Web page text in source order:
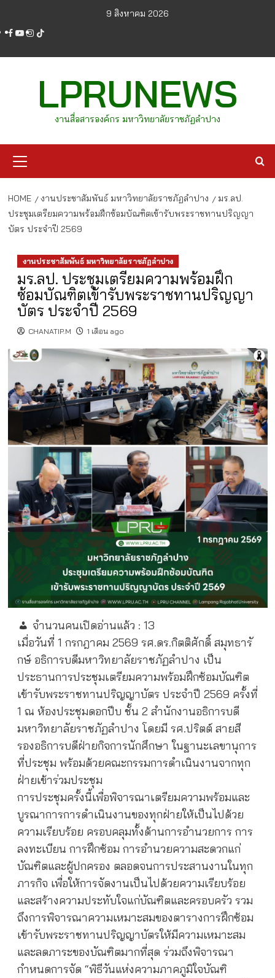
content
9 สิงหาคม 2026
facebook
youtube
instagram
tiktok
LPRUNEWS
งานสื่อสารองค์กร มหาวิทยาลัยราชภัฏลำปาง
Menu
HOME งานประชาสัมพันธ์ มหาวิทยาลัยราชภัฏลำปาง
มร.ลป.
ประชุมเตรียมความพร้อมฝึกซ้อมบัณฑิตเข้ารับพระราชทานปริญญา
บัตร ประจำปี 2569
งานประชาสัมพันธ์ มหาวิทยาลัยราชภัฏลำปาง
มร.ลป. ประชุมเตรียมความพร้อมฝึก
ซ้อมบัณฑิตเข้ารับพระราชทานปริญญา
บัตร ประจำปี 2569
CHANATIP.M 1 เดือน ago
จำนวนคนเปิดอ่านแล้ว : 13
เมื่อวันที่ 1 กรกฎาคม 2569 รศ.ดร.กิตติศักดิ์ สมุทธารั
กษ์ อธิการบดีมหาวิทยาลัยราชภัฏลำปาง เป็น
ประธานการประชุมเตรียมความพร้อมฝึกซ้อมบัณฑิต
เข้ารับพระราชทานปริญญาบัตร ประจำปี 2569 ครั้งที่
1 ณ ห้องประชุมดอกปีบ ชั้น 2 สำนักงานอธิการบดี
มหาวิทยาลัยราชภัฏลำปาง โดยมี รศ.ปริตต์ สายสี
รองอธิการบดีฝ่ายกิจการนักศึกษา ในฐานะเลขานุการ
ที่ประชุม พร้อมด้วยคณะกรรมการดำเนินงานจากทุก
ฝ่ายเข้าร่วมประชุม
การประชุมครั้งนี้เพื่อพิจารณาเตรียมความพร้อมและ
บูรณาการการดำเนินงานของทุกฝ่ายให้เป็นไปด้วย
ความเรียบร้อย ครอบคลุมทั้งด้านการอำนวยการ การ
ลงทะเบียน การฝึกซ้อม การอำนวยความสะดวกแก่
บัณฑิตและผู้ปกครอง ตลอดจนการประสานงานในทุก
ภารกิจ เพื่อให้การจัดงานเป็นไปด้วยความเรียบร้อย
และสร้างความประทับใจแก่บัณฑิตและครอบครัว รวม
ถึงการพิจารณาความเหมาะสมของตารางการฝึกซ้อม
เข้ารับพระราชทานปริญญาบัตรให้มีความเหมาะสม
และลดภาระของบัณฑิตมากที่สุด ร่วมถึงพิจารณา
กำหนดการจัด “พิธีวันแห่งความภาคภูมิใจบัณฑิ